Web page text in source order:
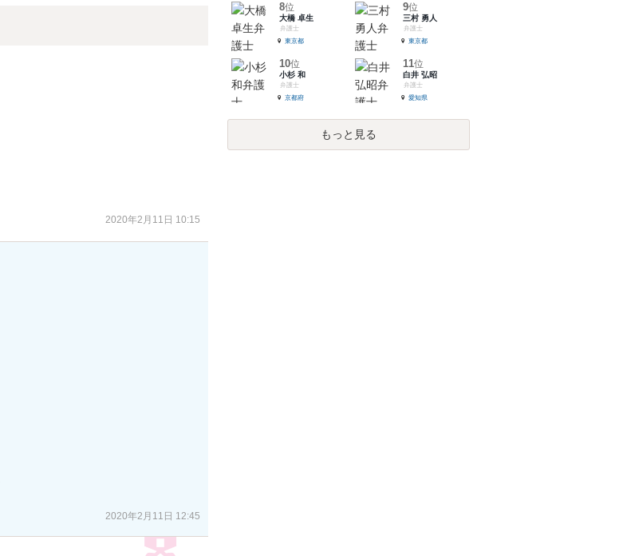
2020年2月11日 10:15
2020年2月11日 12:45
8位
大橋 卓生
弁護士
東京都
9位
三村 勇人
弁護士
東京都
10位
小杉 和
弁護士
京都府
11位
白井 弘昭
弁護士
愛知県
もっと見る